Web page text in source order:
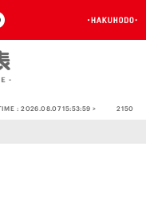
:2026.08.07 15:53:59 > 2150